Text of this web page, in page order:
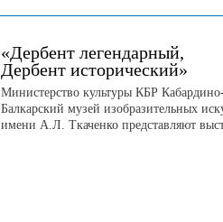
«Дербент легендарный,
Дербент исторический»
Министерство культуры КБР
Балкарский музей изобразительных
имени А.Л. Ткаченко представляют